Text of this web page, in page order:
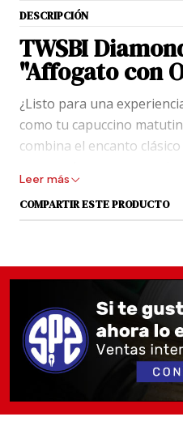
DESCRIPCIÓN
TWSBI
"Affogato con
¿Listo para una
como tu capuccino
combina el encanto
Estética affogato
Presenta vibrantes
cálida del espresso
el negro Onyx en el
cada detalle en pura
Transparencia
El cuerpo facetado y
mecanismo de pistón
permitiéndote
solo un vistazo.
Leer más
COMPARTIR ESTE PRODUCTO